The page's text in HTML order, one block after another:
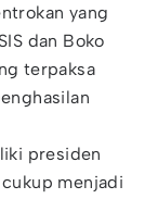
yang
dan Boko
terpaksa
presiden
menjadi